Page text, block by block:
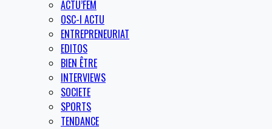
ACTU’FEM
OSC-I ACTU
ENTREPRENEURIAT
EDITOS
BIEN ÊTRE
INTERVIEWS
SOCIETE
SPORTS
TENDANCE